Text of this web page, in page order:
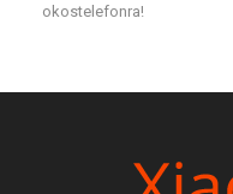
okostelefonra!